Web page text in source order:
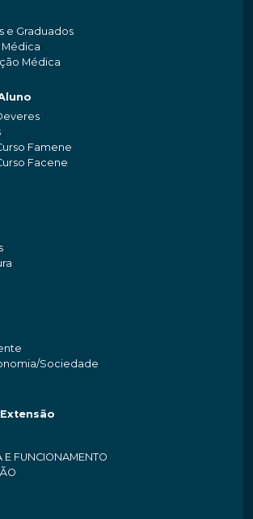
e Graduados
Médica
Famene
Facene
Sociedade
E FUNCIONAMENTO